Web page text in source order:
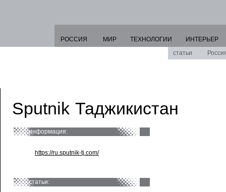
РОССИЯ МИР ТЕХНОЛОГИИ
ИНТЕРЬЕР
статьи
Sputnik Таджикистан
информация:
https://ru.sputnik-tj.com/
статьи: